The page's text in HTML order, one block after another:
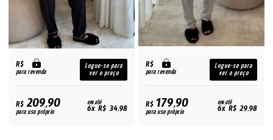
R$
para revenda
Logue-se para
ver o preço
R$209,90
para uso próprio
em até
6x R$ 34,98
R$
para revenda
Logue-se para
ver o preço
R$179,90
para uso próprio
em até
6x R$ 29,98